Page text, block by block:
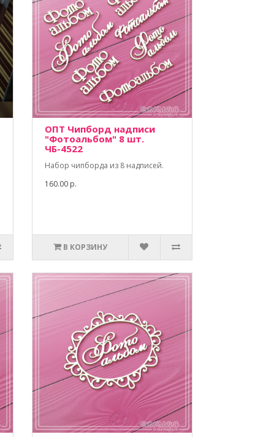
ОПТ Чипборд надписи
"Фотоальбом" 8 шт.
ЧБ-4522
Набор чипборда из 8 надписей.
160.00 р.
В КОРЗИНУ